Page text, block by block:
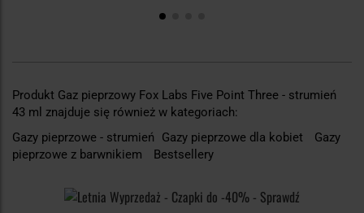
Produkt Gaz pieprzowy Fox Labs Five Point Three - strumień
43 ml znajduje się również w kategoriach:
Gazy pieprzowe - strumień
Gazy pieprzowe dla kobiet
Gazy
pieprzowe z barwnikiem
Bestsellery